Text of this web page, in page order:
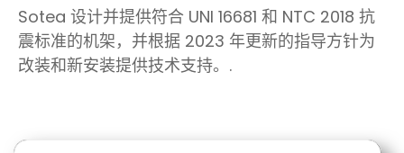
Sotea 设计并提供符合 UNI 16681 和 NTC 2018 抗
震标准的机架，并根据 2023 年更新的指导方针为
改装和新安装提供技术支持。.